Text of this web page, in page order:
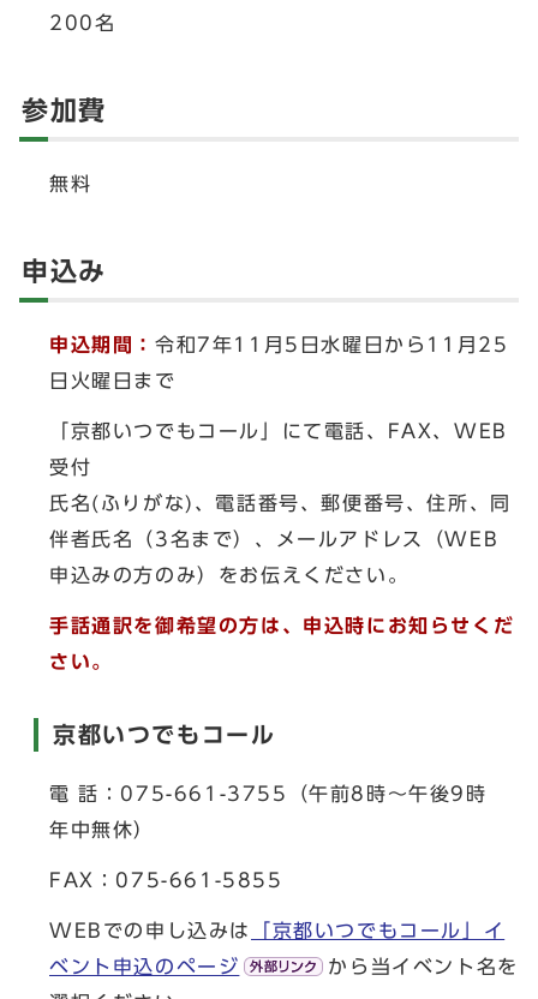
200名
参加費
無料
申込み
申込期間： 令和7年11月5日水曜日から11月25
日火曜日まで
「京都いつでもコール」にて電話、FAX、WEB
受付
氏名(ふりがな)、電話番号、郵便番号、住所、同
伴者氏名（3名まで）、メールアドレス（WEB
申込みの方のみ）をお伝えください。
手話通訳を御希望の方は、申込時にお知らせくだ
さい。
京都いつでもコール
電 話：075-661-3755（午前8時～午後9時
年中無休）
FAX：075-661-5855
WEBでの申し込みは
「京都いつでもコール」イ
ベント申込のページ
から当イベント名を